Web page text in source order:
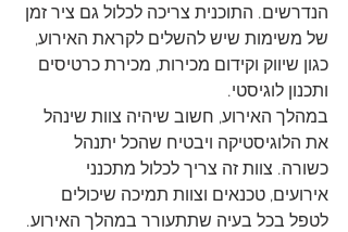
הנדרשים. התוכנית צריכה לכלול גם ציר זמן
של משימות שיש להשלים לקראת האירוע,
כגון שיווק וקידום מכירות, מכירת כרטיסים
ותכנון לוגיסטי.
במהלך האירוע, חשוב שיהיה צוות שינהל
את הלוגיסטיקה ויבטיח שהכל יתנהל
כשורה. צוות זה צריך לכלול מתכנני
אירועים, טכנאים וצוות תמיכה שיכולים
לטפל בכל בעיה שתתעורר במהלך האירוע.